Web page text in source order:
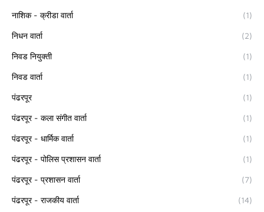
नाशिक - क्रीडा वार्ता (1)
निधन वार्ता (2)
निवड नियुक्ती (1)
निवड वार्ता (1)
पंढरपूर (1)
पंढरपूर - कला संगीत वार्ता (1)
पंढरपूर - धार्मिक वार्ता (1)
पंढरपूर - पोलिस प्रशासन वार्ता (1)
पंढरपूर - प्रशासन वार्ता (7)
पंढरपूर - राजकीय वार्ता (14)